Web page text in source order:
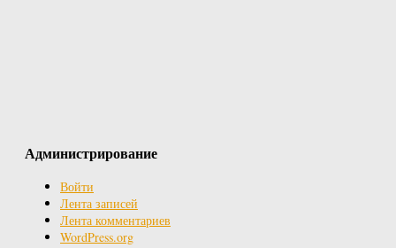
Администрирование
Войти
Лента записей
Лента комментариев
WordPress.org